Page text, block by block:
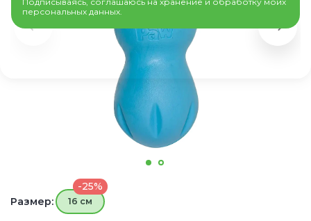
Размер:
-25%
16 см
персональных данных.